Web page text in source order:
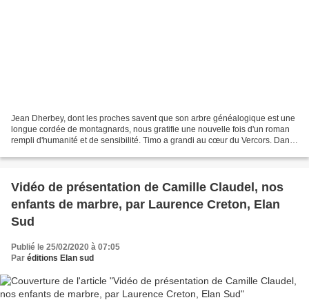
Jean Dherbey, dont les proches savent que son arbre généalogique est une
longue cordée de montagnards, nous gratifie une nouvelle fois d'un roman
rempli d'humanité et de sensibilité. Timo a grandi au cœur du Vercors. Dans
Vidéo de présentation de Camille Claudel, nos
enfants de marbre, par Laurence Creton, Elan
Sud
Publié le 25/02/2020 à 07:05
Par éditions Elan sud